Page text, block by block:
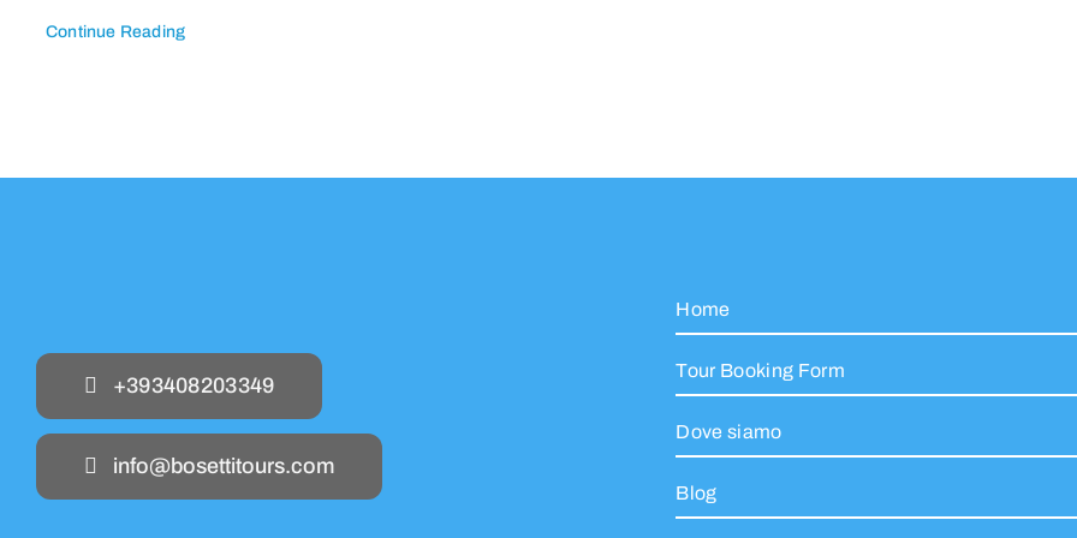
Continue Reading
+393408203349
info@bosettitours.com
Home
Tour Booking Form
Dove siamo
Blog